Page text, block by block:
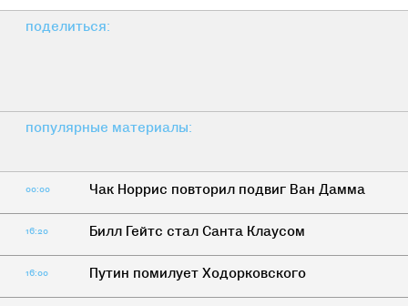
поделиться:
популярные материалы:
00:00 Чак Норрис повторил подвиг Ван Дамма
16:20 Билл Гейтс стал Санта Клаусом
16:00 Путин помилует Ходорковского